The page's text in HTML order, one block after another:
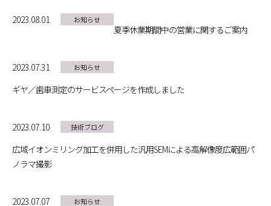
2023.08.01 お知らせ
夏季休業期間中の営業に関するご案内
2023.07.31 お知らせ
ギヤ／歯車測定のサービスページを作成しました
2023.07.10 技術ブログ
広域イオンミリング加工を併用した汎用SEMによる高解像度広範囲パ
ノラマ撮影
2023.07.07 お知らせ